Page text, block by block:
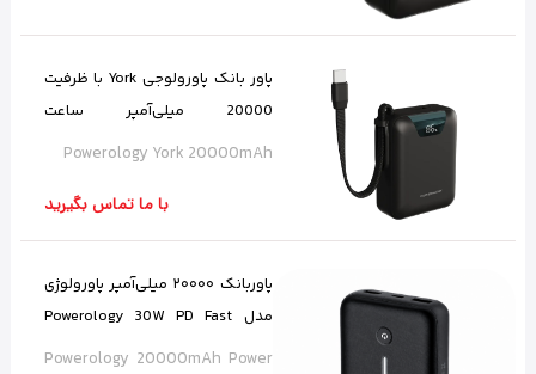
پاور بانک پاورولوجی York با ظرفیت
20000 میلی‌آمپر ساعت
Powerology York 20000mAh
Powerology York 20000mAh
با ما تماس بگیرید
پاوربانک ۲۰۰۰۰ میلی‌آمپر پاورولوژی
مدل Powerology 30W PD Fast
Charge
Powerology 20000mAh Power